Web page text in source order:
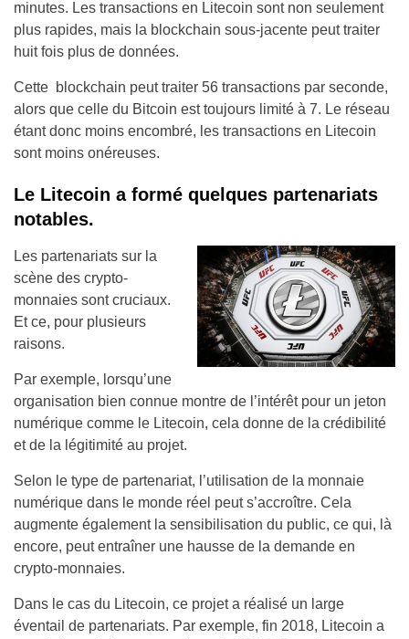
minutes. Les transactions en Litecoin sont non seulement
plus rapides, mais la blockchain sous-jacente peut traiter
huit fois plus de données.
Cette blockchain peut traiter 56 transactions par seconde,
alors que celle du Bitcoin est toujours limité à 7. Le réseau
étant donc moins encombré, les transactions en Litecoin
sont moins onéreuses.
Le Litecoin a formé quelques partenariats
notables.
Les partenariats sur la
scène des crypto-
monnaies sont cruciaux.
Et ce, pour plusieurs
raisons.
Par exemple, lorsqu’une
organisation bien connue montre de l’intérêt pour un jeton
numérique comme le Litecoin, cela donne de la crédibilité
et de la légitimité au projet.
Selon le type de partenariat, l’utilisation de la monnaie
numérique dans le monde réel peut s’accroître. Cela
augmente également la sensibilisation du public, ce qui, là
encore, peut entraîner une hausse de la demande en
crypto-monnaies.
Dans le cas du Litecoin, ce projet a réalisé un large
éventail de partenariats. Par exemple, fin 2018, Litecoin a